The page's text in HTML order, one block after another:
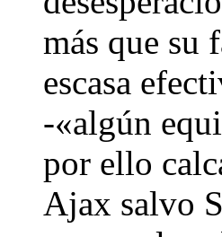
más que su
escasa
-«algún
por ello
Ajax salvo